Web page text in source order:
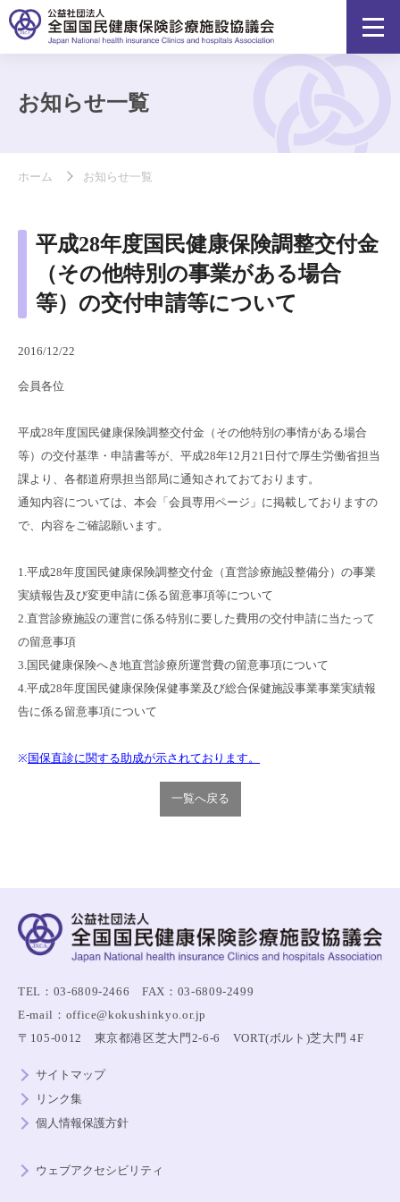
お知らせ一覧
ホーム お知らせ一覧
平成28年度国民健康保険調整交付金
（その他特別の事業がある場合
等）の交付申請等について
2016/12/22
会員各位
平成28年度国民健康保険調整交付金（その他特別の事情がある場合
等）の交付基準・申請書等が、平成28年12月21日付で厚生労働省担当
課より、各都道府県担当部局に通知されておております。
通知内容については、本会「会員専用ページ」に掲載しておりますの
で、内容をご確認願います。
1.平成28年度国民健康保険調整交付金（直営診療施設整備分）の事業
実績報告及び変更申請に係る留意事項等について
2.直営診療施設の運営に係る特別に要した費用の交付申請に当たって
の留意事項
3.国民健康保険へき地直営診療所運営費の留意事項について
4.平成28年度国民健康保険保健事業及び総合保健施設事業事業実績報
告に係る留意事項について
※国保直診に関する助成が示されております。
一覧へ戻る
TEL：03-6809-2466 FAX：03-6809-2499
E-mail：office@kokushinkyo.or.jp
〒105-0012 東京都港区芝大門2-6-6 VORT(ボルト)芝大門 4F
サイトマップ
リンク集
個人情報保護方針
ウェブアクセシビリティ